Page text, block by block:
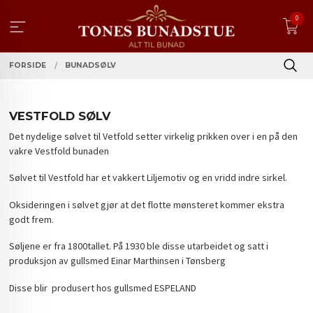
innholdet
0
FORSIDE BUNADSØLV
VESTFOLD SØLV
Det nydelige sølvet til Vetfold setter virkelig prikken over i en på den
vakre Vestfold bunaden
Sølvet til Vestfold har et vakkert Liljemotiv og en vridd indre sirkel.
Oksideringen i sølvet gjør at det flotte mønsteret kommer ekstra
godt frem.
Søljene er fra 1800tallet. På 1930 ble disse utarbeidet og satt i
produksjon av gullsmed Einar Marthinsen i Tønsberg
Disse blir produsert hos gullsmed ESPELAND